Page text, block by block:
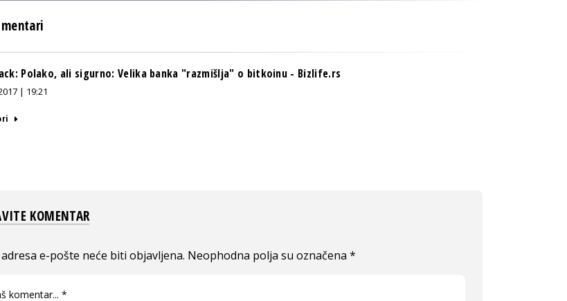
Polako, ali sigurno: Velika banka "razmišlja" o bitkoinu - Bizlife.rs
| 19:21
KOMENTAR
adresa e-pošte neće biti objavljena. Neophodna polja su označena *